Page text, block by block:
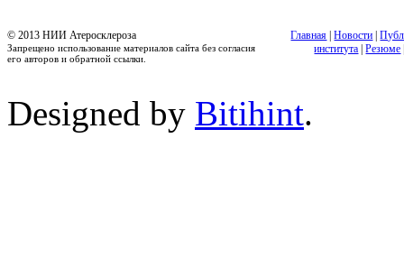
© 2013 НИИ Атеросклероза
Запрещено использование материалов сайта без согласия
его авторов и обратной ссылки.
Главная |Новости |
института |Резюме
Designed by Bitihint.